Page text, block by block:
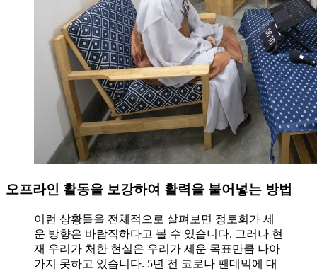
오프라인 활동을 보강하여 활력을 불어넣는 방법
이런 상황들을 전체적으로 살펴보면 정토회가 세
운 방향은 바람직하다고 볼 수 있습니다. 그러나 현
재 우리가 처한 현실은 우리가 세운 목표만큼 나아
가지 못하고 있습니다. 5년 전 코로나 팬데믹에 대